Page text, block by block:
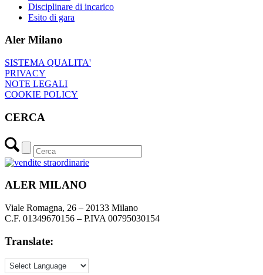
Disciplinare di incarico
Esito di gara
Aler Milano
SISTEMA QUALITA'
PRIVACY
NOTE LEGALI
COOKIE POLICY
CERCA
ALER MILANO
Viale Romagna, 26 – 20133 Milano
C.F. 01349670156 – P.IVA 00795030154
Translate: